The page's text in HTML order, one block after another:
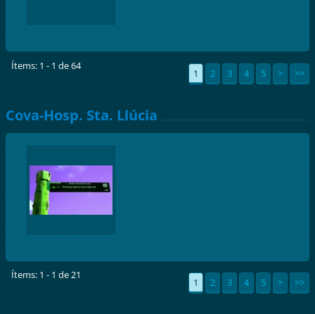
Ítems: 1 - 1 de 64
1 2 3 4 5 > >>
Cova-Hosp. Sta. Llúcia
Ítems: 1 - 1 de 21
1 2 3 4 5 > >>